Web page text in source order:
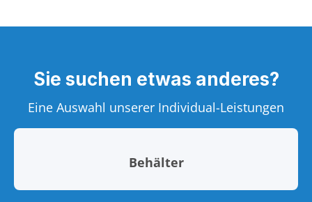
Sie suchen etwas anderes?
Eine Auswahl unserer Individual-Leistungen
Behälter